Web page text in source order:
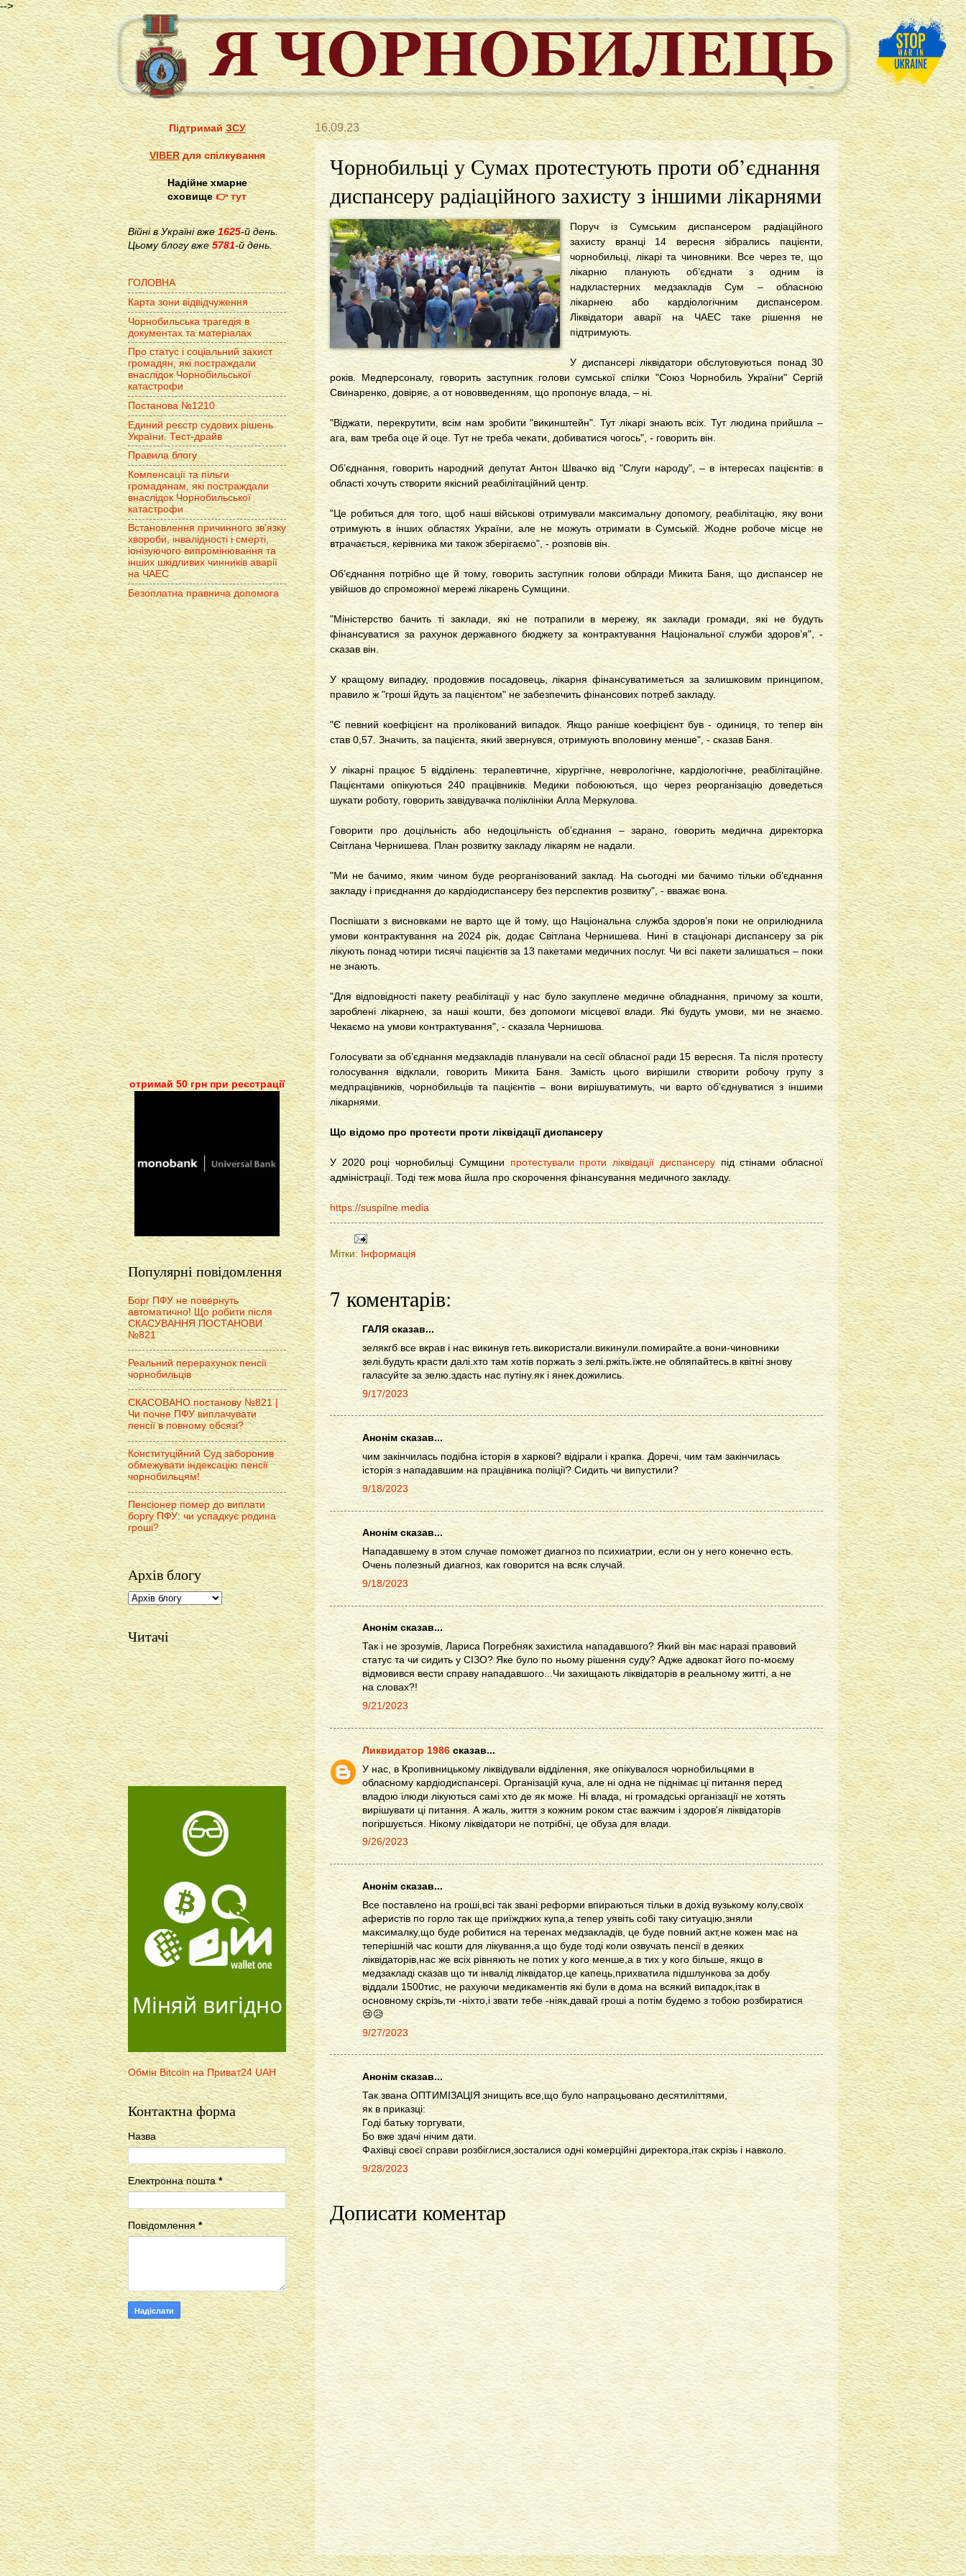
-->
16.09.23
Чорнобильці у Сумах протестують проти об’єднання
диспансеру радіаційного захисту з іншими лікарнями
Поруч із Сумським диспансером радіаційного
захисту вранці 14 вересня зібрались пацієнти,
чорнобильці, лікарі та чиновники. Все через те, що
лікарню планують об’єднати з одним із
надкластерних медзакладів Сум – обласною
лікарнею або кардіологічним диспансером.
Ліквідатори аварії на ЧАЕС таке рішення не
підтримують.
У диспансері ліквідатори обслуговуються понад 30
років. Медперсоналу, говорить заступник голови сумської спілки "Союз Чорнобиль України" Сергій
Свинаренко, довіряє, а от нововведенням, що пропонує влада, – ні.
"Віджати, перекрутити, всім нам зробити "викинштейн". Тут лікарі знають всіх. Тут людина прийшла –
ага, вам треба оце й оце. Тут не треба чекати, добиватися чогось", - говорить він.
Об’єднання, говорить народний депутат Антон Швачко від "Слуги народу", – в інтересах пацієнтів: в
області хочуть створити якісний реабілітаційний центр.
"Це робиться для того, щоб наші військові отримували максимальну допомогу, реабілітацію, яку вони
отримують в інших областях України, але не можуть отримати в Сумській. Жодне робоче місце не
втрачається, керівника ми також зберігаємо", - розповів він.
Об’єднання потрібно ще й тому, говорить заступник голови облради Микита Баня, що диспансер не
увійшов до спроможної мережі лікарень Сумщини.
"Міністерство бачить ті заклади, які не потрапили в мережу, як заклади громади, які не будуть
фінансуватися за рахунок державного бюджету за контрактування Національної служби здоров’я", -
сказав він.
У кращому випадку, продовжив посадовець, лікарня фінансуватиметься за залишковим принципом,
правило ж "гроші йдуть за пацієнтом" не забезпечить фінансових потреб закладу.
"Є певний коефіцієнт на пролікований випадок. Якщо раніше коефіцієнт був - одиниця, то тепер він
став 0,57. Значить, за пацієнта, який звернувся, отримують вполовину менше", - сказав Баня.
У лікарні працює 5 відділень: терапевтичне, хірургічне, неврологічне, кардіологічне, реабілітаційне.
Пацієнтами опікуються 240 працівників. Медики побоюються, що через реорганізацію доведеться
шукати роботу, говорить завідувачка поліклініки Алла Меркулова.
Говорити про доцільність або недоцільність об’єднання – зарано, говорить медична директорка
Світлана Чернишева. План розвитку закладу лікарям не надали.
"Ми не бачимо, яким чином буде реорганізований заклад. На сьогодні ми бачимо тільки об’єднання
закладу і приєднання до кардіодиспансеру без перспектив розвитку", - вважає вона.
Поспішати з висновками не варто ще й тому, що Національна служба здоров’я поки не оприлюднила
умови контрактування на 2024 рік, додає Світлана Чернишева. Нині в стаціонарі диспансеру за рік
лікують понад чотири тисячі пацієнтів за 13 пакетами медичних послуг. Чи всі пакети залишаться – поки
не знають.
"Для відповідності пакету реабілітації у нас було закуплене медичне обладнання, причому за кошти,
зароблені лікарнею, за наші кошти, без допомоги місцевої влади. Які будуть умови, ми не знаємо.
Чекаємо на умови контрактування", - сказала Чернишова.
Голосувати за об’єднання медзакладів планували на сесії обласної ради 15 вересня. Та після протесту
голосування відклали, говорить Микита Баня. Замість цього вирішили створити робочу групу з
медпрацівників, чорнобильців та пацієнтів – вони вирішуватимуть, чи варто об’єднуватися з іншими
лікарнями.
Що відомо про протести проти ліквідації диспансеру
У 2020 році чорнобильці Сумщини протестували проти ліквідації диспансеру під стінами обласної
адміністрації. Тоді теж мова йшла про скорочення фінансування медичного закладу.
https://suspilne.media
Мітки: Інформація
7 коментарів:
ГАЛЯ сказав...
зелякгб все вкрав і нас викинув геть.використали.викинули.помирайте.а вони-чиновники
зелі.будуть красти далі.хто там хотів поржать з зелі.ржіть.їжте.не обляпайтесь.в квітні знову
галасуйте за зелю.здасть нас путіну.як і янек.дожились.
9/17/2023
Анонім сказав...
чим закінчилась подібна історія в харкові? відірали і крапка. Доречі, чим там закінчилась
історія з нападавшим на працівника поліції? Сидить чи випустили?
9/18/2023
Анонім сказав...
Нападавшему в этом случае поможет диагноз по психиатрии, если он у него конечно есть.
Очень полезный диагноз, как говорится на всяк случай.
9/18/2023
Анонім сказав...
Так і не зрозумів, Лариса Погребняк захистила нападавшого? Який він має наразі правовий
статус та чи сидить у СІЗО? Яке було по ньому рішення суду? Адже адвокат його по-моєму
відмовився вести справу нападавшого...Чи захищають ліквідаторів в реальному житті, а не
на словах?!
9/21/2023
Ликвидатор 1986 сказав...
У нас, в Кропивницькому ліквідували відділення, яке опікувалося чорнобильцями в
обласному кардіодиспансері. Організацій куча, але ні одна не піднімає ці питання перед
владою ілюди лікуються самі хто де як може. Ні влада, ні громадські організації не хотять
вирішувати ці питання. А жаль, життя з кожним роком стає важчим і здоров'я ліквідаторів
погіршується. Нікому ліквідатори не потрібні, це обуза для влади.
9/26/2023
Анонім сказав...
Все поставлено на гроші,всі так звані реформи впираються тільки в дохід вузькому колу,своїх
аферистів по горло так ще приїжджих купа,а тепер уявіть собі таку ситуацію,зняли
максималку,що буде робитися на теренах медзакладів, це буде повний акт,не кожен має на
теперішній час кошти для лікування,а що буде тоді коли озвучать пенсії в деяких
ліквідаторів,нас же всіх рівняють не потих у кого менше,а в тих у кого більше, якщо в
медзакладі сказав що ти інвалід ліквідатор,це капець,прихватила підшлункова за добу
віддали 1500тис, не рахуючи медикаментів які були в дома на всякий випадок,ітак в
основному скрізь,ти -ніхто,і звати тебе -ніяк,давай гроші а потім будемо з тобою розбиратися
😢😥
9/27/2023
Анонім сказав...
Так звана ОПТИМІЗАЦІЯ знищить все,що було напрацьовано десятиліттями,
як в приказці:
Годі батьку торгувати,
Бо вже здачі нічим дати.
Фахівці своєї справи розбіглися,зосталися одні комерційні директора,ітак скрізь і навколо.
9/28/2023
Дописати коментар
ПідтримайЗСУ
VIBERдля спілкування
Надійне хмарне
сховище👉 тут
Війні в Україні вже1625-й день.
Цьому блогу вже 5781-й день.
ГОЛОВНА
Карта зони відвідчуження
Чорнобильська трагедія в
документах та матеріалах
Про статус і соціальний захист
громадян, які постраждали
внаслідок Чорнобильської
катастрофи
Постанова №1210
Единий реєстр судових рішень
України. Тест-драйв
Правила блогу
Компенсації та пільги
громадянам, які постраждали
внаслідок Чорнобильської
катастрофи
Встановлення причинного зв'язку
хвороби, інвалідності і смерті,
іонізуючого випромінювання та
інших шкідливих чинників аварії
на ЧАЕС
Безоплатна правнича допомога
отримай 50 грн при реєстрації
Популярні повідомлення
Борг ПФУ не повернуть
автоматично! Що робити після
СКАСУВАННЯ ПОСТАНОВИ
№821
Реальний перерахунок пенсії
чорнобильців
СКАСОВАНО постанову №821 |
Чи почне ПФУ виплачувати
пенсії в повному обсязі?
Конституційний Суд заборонив
обмежувати індексацію пенсії
чорнобильцям!
Пенсіонер помер до виплати
боргу ПФУ: чи успадкує родина
гроші?
Архів блогу
Читачі
Міняй вигідно
Обмін Bitcoin на Приват24 UAH
Контактна форма
Назва
Електронна пошта*
Повідомлення*